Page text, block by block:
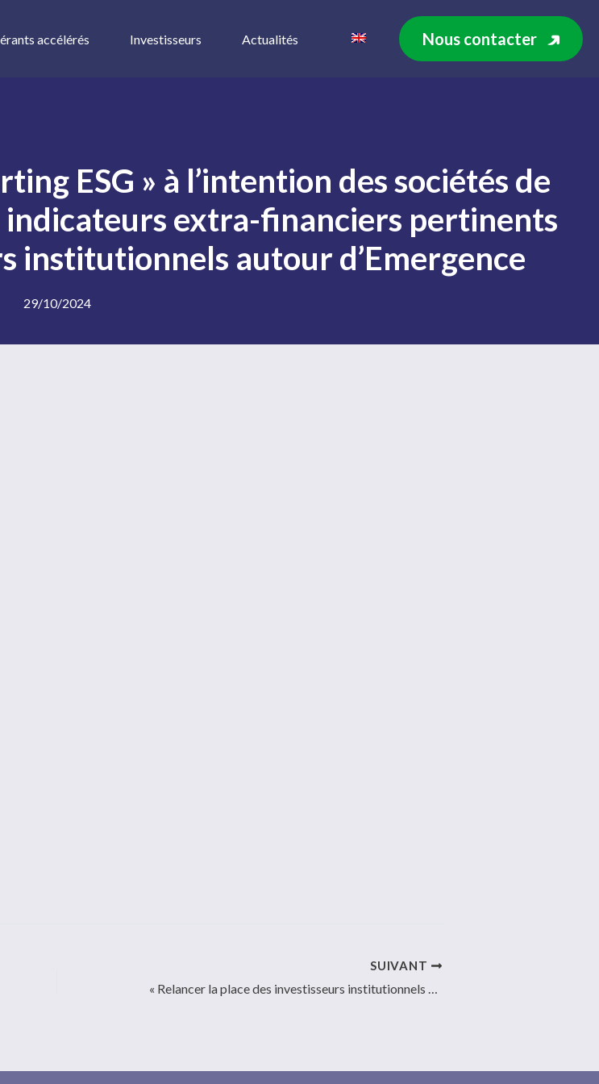
accélérés Investisseurs Actualités Nous contacter
ESG » à l’intention des sociétés de
indicateurs extra-financiers pertinents
institutionnels autour d’Emergence
29/10/2024
SUIVANT
« Relancer la place des investisseurs institutionnels dans le financement des entreprises de petite et moyenne capitalisation » : table ronde organisée par EMERGENCE